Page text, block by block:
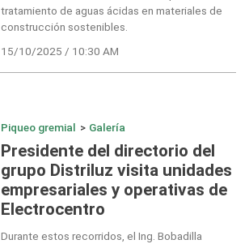
tratamiento de aguas ácidas en materiales de
construcción sostenibles.
15/10/2025 / 10:30 AM
Piqueo gremial > Galería
Presidente del directorio del
grupo Distriluz visita unidades
empresariales y operativas de
Electrocentro
Durante estos recorridos, el Ing. Bobadilla